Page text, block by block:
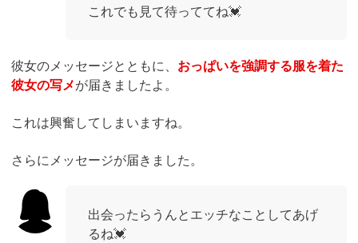
これでも見て待っててね💓
彼女のメッセージとともに、 おっぱいを強調する服を着た
彼女の写メが届きましたよ。
これは興奮してしまいますね。
さらにメッセージが届きました。
出会ったらうんとエッチなことしてあげ
るね💓